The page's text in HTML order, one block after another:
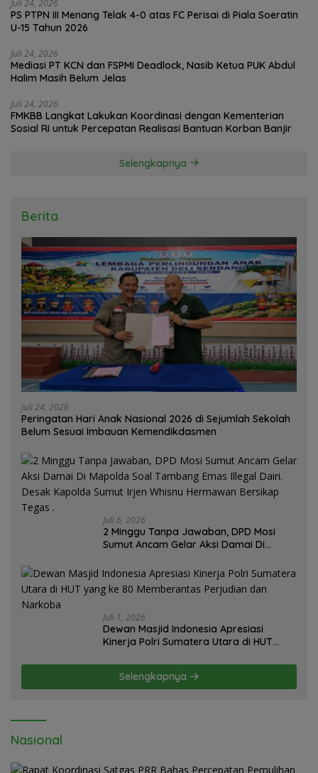
Juli 24, 2026
PS PTPN III Menang Telak 4-0 atas FC Perisai di Piala Soeratin
U-15 Tahun 2026
Juli 24, 2026
Mediasi PT KCN dan FSPMI Deadlock, Nasib Ketua PUK Abdul
Juli 24, 2026
FMKBB Langkat Lakukan Koordinasi dengan Kementerian
Sosial RI untuk Percepatan Realisasi Bantuan Korban Banjir
Selengkapnya
Berita
Juli 24, 2026
Peringatan Hari Anak Nasional 2026 di Sejumlah Sekolah
Belum Sesuai Imbauan Kemendikdasmen
Juli 6, 2026
2 Minggu Tanpa Jawaban, DPD Mosi
Sumut Ancam Gelar Aksi Damai Di
Dairi. Desak Kapolda Sumut Irjen
Whisnu Hermawan Bersikap Tegas .
Juli 1, 2026
Dewan Masjid Indonesia Apresiasi
Kinerja Polri Sumatera Utara di HUT
Narkoba
Selengkapnya
Nasional